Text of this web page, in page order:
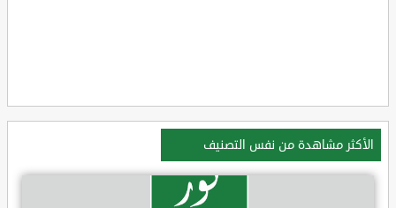
الأكثر مشاهدة من نفس التصنيف